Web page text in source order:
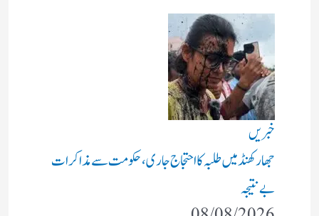
خبریں
جھارکھنڈ میں طلبہ کا احتجاج جاری، حکومت سے مذاکرات
بے نتیجہ